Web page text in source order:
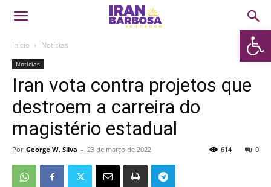
Abrir
Início Notícias
Notícias
Iran vota contra projetos que
destroem a carreira do
magistério estadual
Por George W. Silva - 23 de março de 2022 0
614